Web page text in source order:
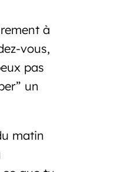
à
vous,
pas
un
matin